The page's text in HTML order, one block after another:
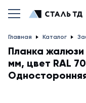
Главная Каталог
Планка
мм, цвет RAL